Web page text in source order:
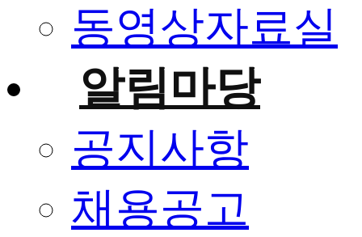
동영상자료실
알림마당
공지사항
채용공고